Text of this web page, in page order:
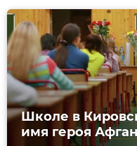
Школе в
имя героя